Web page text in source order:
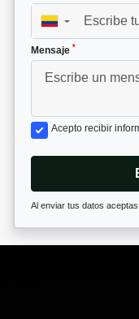
▼
Mensaje *
Acepto recibir
Al enviar tus datos aceptas